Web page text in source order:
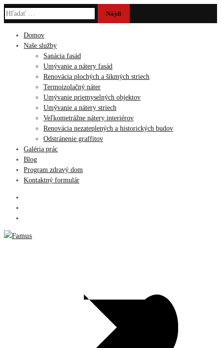
Hľadať:
Domov
Naše služby
Sanácia fasád
Umývanie a nátery fasád
Renovácia plochých a šikmých striech
Termoizolačný náter
Umývanie priemyselných objektov
Umývanie a nátery striech
Veľkometrážne nátery interiérov
Renovácia nezateplených a historických budov
Odstránenie graffitov
Galéria prác
Blog
Program zdravý dom
Kontaktný formulár